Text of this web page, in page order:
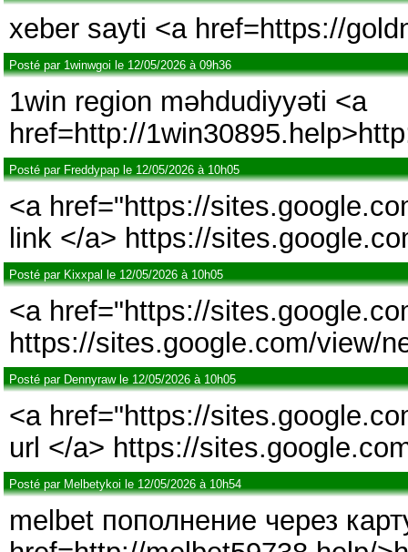
xeber sayti <a href=https://
Posté par 1winwgoi le 12/05/2026 à 09h36
1win region məhdudiyyəti <a
href=http://
Posté par Freddypap le 12/05/2026 à 10h05
<a href="https://
link </a> https://
Posté par Kixxpal le 12/05/2026 à 10h05
<a href="https://
https://sites.google.com/view/
Posté par Dennyraw le 12/05/2026 à 10h05
<a href="https://
url </a> https://
Posté par Melbetykoi le 12/05/2026 à 10h54
melbet пополнение через